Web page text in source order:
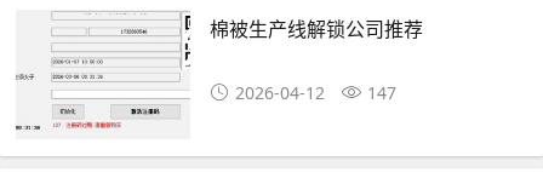
棉被生产线解锁公司推荐
2026-04-12 147